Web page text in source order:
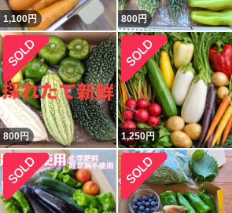
1,100円 800円
800円 1,250円